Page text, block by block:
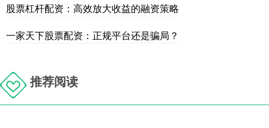
股票杠杆配资：高效放大收益的融资策略
一家天下股票配资：正规平台还是骗局？
推荐阅读